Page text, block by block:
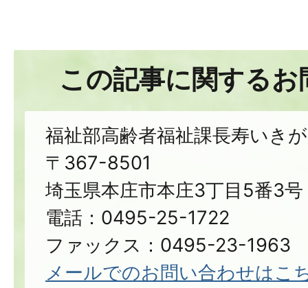
この記事に関する
福祉部高齢者福祉課長寿いき
〒367-8501
埼玉県本庄市本庄3丁目5番3号
電話：0495-25-1722
ファックス：0495-23-1963
メールでのお問い合わせはこ